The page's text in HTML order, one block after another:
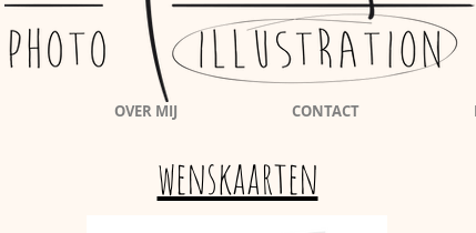
wenskaarten
OVER MIJ CONTACT